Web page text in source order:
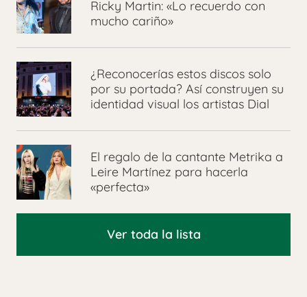
Ricky Martin: «Lo recuerdo con
mucho cariño»
¿Reconocerías estos discos solo
por su portada? Así construyen su
identidad visual los artistas Dial
El regalo de la cantante Metrika a
Leire Martínez para hacerla
«perfecta»
Ver toda la lista